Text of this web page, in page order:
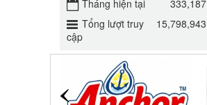
Đường mía thiên
nhiên Biên Hòa
32.000 VND
HÒA 1KG
27.000 VND
Tháng hiện tại
333,187
Tổng lượt truy
cập
15,798,943